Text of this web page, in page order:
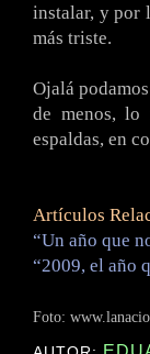
instalar, y por
más triste.
Ojalá
de menos, lo
espaldas, en
Artículos
“Un año que
“2009, el año
Foto: